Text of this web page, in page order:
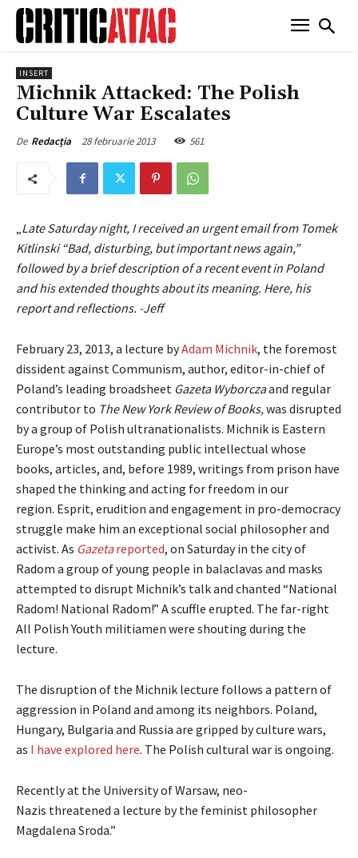
INSERT
Michnik Attacked: The Polish
Culture War Escalates
De Redacția 28 februarie 2013 561
Late Saturday night, I received an urgent email from Tomek
Kitlinski “Bad, disturbing, but important news again,”
followed by a brief description of a recent event in Poland
and his extended thoughts about its meaning. Here, his
report and reflections. -Jeff
February 23, 2013, a lecture byAdam Michnik, the foremost
dissident against Communism, author, editor-in-chief of
Poland’s leading broadsheet Gazeta Wyborczaand regular
contributor to The New York Review of Books,was disrupted
by a group of Polish ultranationalists. Michnik is Eastern
Europe’s most outstanding public intellectual whose
books, articles, and, before 1989, writings from prison have
shaped the thinking and acting for freedom in our
region. Esprit, erudition and engagement in pro-democracy
struggle make him an exceptional social philosopher and
activist. As Gazetareported, on Saturday in the city of
Radom a group of young people in balaclavas and masks
attempted to disrupt Michnik’s talk and chanted “National
Radom! National Radom!” A scuffle erupted. The far-right
All Polish Youth militiamen were shouting during the
lecture.
The disruption of the Michnik lecture follows a pattern of
aggression in Poland and among its neighbors. Poland,
Hungary, Bulgaria and Russia are gripped by culture wars,
as I have explored here. The Polish cultural war is ongoing.
Recently at the University of Warsaw, neo-
Nazis threatened a lecture by the feminist philosopher
Magdalena Sroda.”